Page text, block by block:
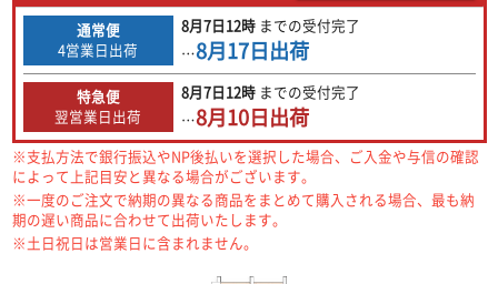
通常便
4営業日出荷
8月7日12時 までの受付完了
…8月17日出荷
特急便
翌営業日出荷
8月7日12時 までの受付完了
…8月10日出荷
※支払方法で銀行振込やNP後払いを選択した場合、ご入金や与信の確認
によって上記目安と異なる場合がございます。
※一度のご注文で納期の異なる商品をまとめて購入される場合、最も納
期の遅い商品に合わせて出荷いたします。
※土日祝日は営業日に含まれません。